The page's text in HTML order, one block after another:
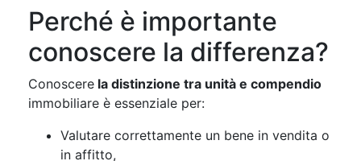
Perché è importante
conoscere la differenza?
Conoscere la distinzione tra unità e compendio
immobiliare è essenziale per:
Valutare correttamente un bene in vendita o
in affitto,